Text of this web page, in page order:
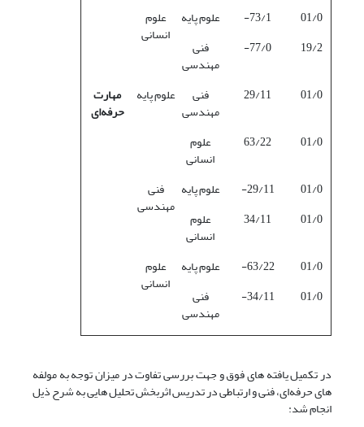
01/0
73/1- علوم پایه علوم
انسانی
19/2
77/0- فنی
مهندسی
01/0
29/11 فنی
مهندسی
علوم پایه مهارت
حرفه‌ای
01/0
63/22 علوم
انسانی
01/0
29/11- علوم پایه فنی
مهندسی
01/0
34/11 علوم
انسانی
01/0
63/22- علوم پایه علوم
انسانی
01/0
34/11- فنی
مهندسی
در تکمیل یافته های فوق و جهت بررسی تفاوت در میزان توجه به مولفه
های حرفه‌ای، فنی و ارتباطی در تدریس اثربخش تحلیل هایی به شرح ذیل
انجام شد: